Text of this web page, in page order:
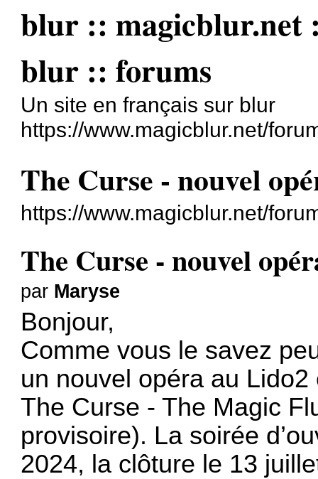
blur :: magicblur.net
blur :: forums
Un site en français sur blur
https://www.magicblur.net/
The Curse - nouvel
https://www.magicblur.net/
The Curse - nouvel
par Maryse
Bonjour,
Comme vous le savez
un nouvel opéra au Lido2
The Curse - The Magic
provisoire). La soirée
2024, la clôture le 13